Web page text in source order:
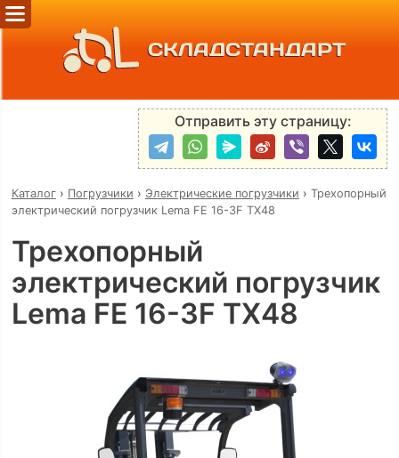
СКЛАДСТАНДАРТ
Отправить эту страницу:
Каталог› Погрузчики › Электрические погрузчики › Трехопорный
электрический погрузчик Lema FE 16-3F TX48
Трехопорный
электрический погрузчик
Lema FE 16-3F TX48